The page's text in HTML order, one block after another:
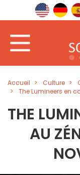
Accueil Culture
The Lumineers en
THE
AU